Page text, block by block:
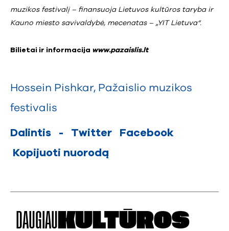
muzikos festivalį – finansuoja Lietuvos kultūros taryba ir
Kauno miesto savivaldybė, mecenatas – „YIT Lietuva“.
Bilietai ir informacija www.pazaislis.lt
Hossein Pishkar, Pažaislio muzikos
festivalis
Dalintis - Twitter
Facebook
Kopijuoti nuorodą
DAUGIAU KULTŪROS